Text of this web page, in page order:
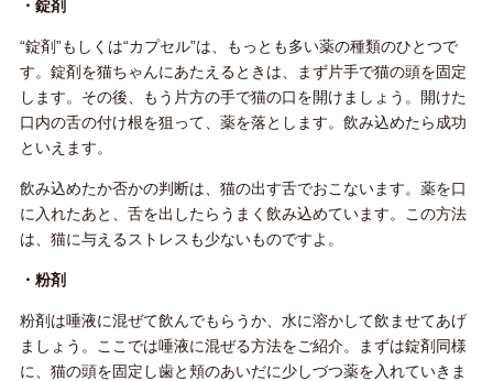
・錠剤
“錠剤”もしくは“カプセル”は、もっとも多い薬の種類のひとつで
す。錠剤を猫ちゃんにあたえるときは、まず片手で猫の頭を固定
します。その後、もう片方の手で猫の口を開けましょう。開けた
口内の舌の付け根を狙って、薬を落とします。飲み込めたら成功
といえます。
飲み込めたか否かの判断は、猫の出す舌でおこないます。薬を口
に入れたあと、舌を出したらうまく飲み込めています。この方法
は、猫に与えるストレスも少ないものですよ。
・粉剤
粉剤は唾液に混ぜて飲んでもらうか、水に溶かして飲ませてあげ
ましょう。ここでは唾液に混ぜる方法をご紹介。まずは錠剤同様
に、猫の頭を固定し歯と頬のあいだに少しづつ薬を入れていきま